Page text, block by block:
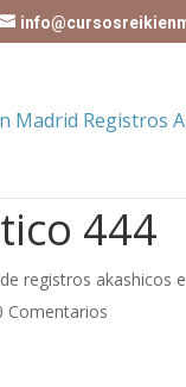
444
registros akashicos
Comentarios